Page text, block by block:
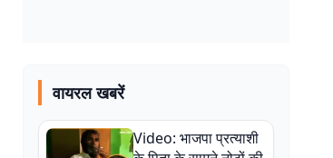
वायरल खबरें
Video: भाजपा प्रत्याशी